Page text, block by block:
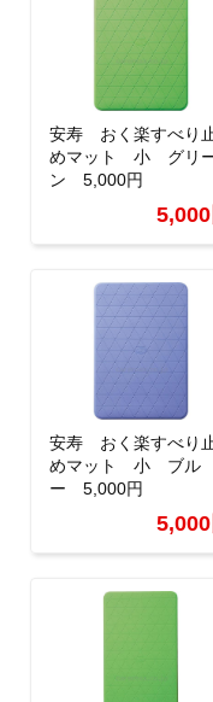
安寿 おく楽すべり
めマット 小 グリ
ン 5,000円
5,000
安寿 おく楽すべり
めマット 小 ブル
ー 5,000円
5,000